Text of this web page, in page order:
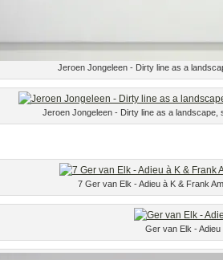
Jeroen Jongeleen - Dirty line as a
Jeroen Jongeleen - Dirty line as a landscape,
7 Ger van Elk - Adieu à K & Frank
Ger van Elk - Adieu